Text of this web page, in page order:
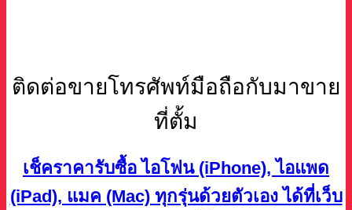
ติดต่อขายโทรศัพท์มือถือกับมาขาย
ที่ตั้ม
เช็คราคารับซื้อ ไอโฟน (iPhone), ไอแพด
(iPad), แมค (Mac) ทุกรุ่นด้วยตัวเอง ได้ที่เว็บ